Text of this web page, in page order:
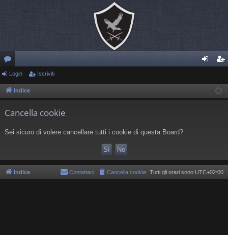
or
u riv
Login Iscriviti
Indice
Cancella cookie
Sei sicuro di volere cancellare tutti i cookie di questa Board?
Indice Tutti gli orari sono UTC+02:00
Cancella cookie
Contattaci